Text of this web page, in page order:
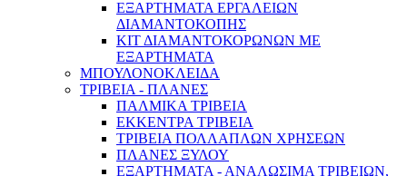
ΕΞΑΡΤΗΜΑΤΑ ΕΡΓΑΛΕΙΩΝ
ΔΙΑΜΑΝΤΟΚΟΠΗΣ
ΚΙΤ ΔΙΑΜΑΝΤΟΚΟΡΩΝΩΝ ΜΕ
ΕΞΑΡΤΗΜΑΤΑ
ΜΠΟΥΛΟΝΟΚΛΕΙΔΑ
ΤΡΙΒΕΙΑ - ΠΛΑΝΕΣ
ΠΑΛΜΙΚΑ ΤΡΙΒΕΙΑ
ΕΚΚΕΝΤΡΑ ΤΡΙΒΕΙΑ
ΤΡΙΒΕΙΑ ΠΟΛΛΑΠΛΩΝ ΧΡΗΣΕΩΝ
ΠΛΑΝΕΣ ΞΥΛΟΥ
ΕΞΑΡΤΗΜΑΤΑ - ΑΝΑΛΩΣΙΜΑ ΤΡΙΒΕΙΩΝ,